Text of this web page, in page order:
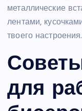
металлические
лентами,
твоего настроения.
для